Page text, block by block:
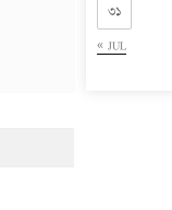
« JUL
৩১